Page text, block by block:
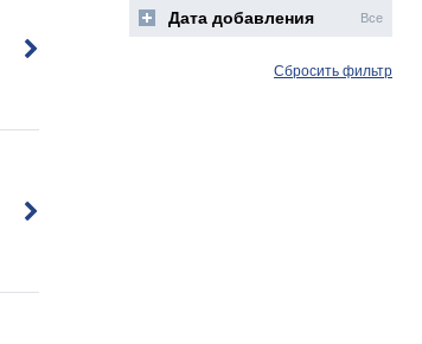
Дата добавления Все
Сбросить фильтр